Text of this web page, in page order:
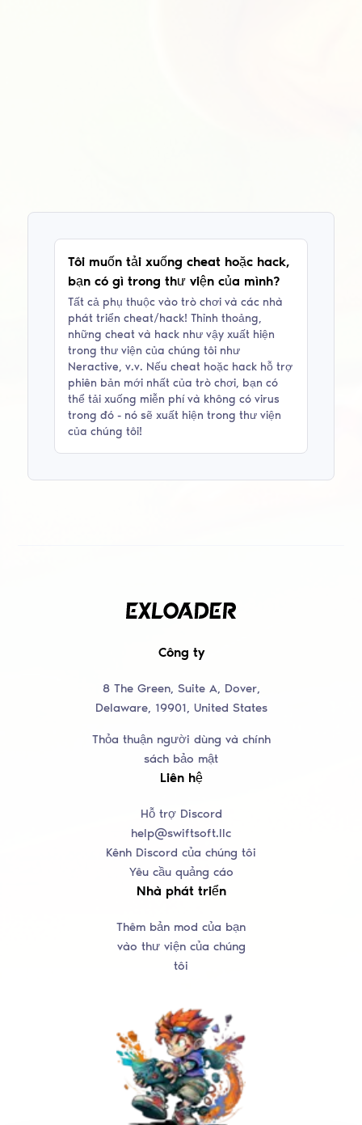
Tôi muốn tải xuống cheat hoặc hack,
bạn có gì trong thư viện của mình?
Tất cả phụ thuộc vào trò chơi và các nhà
phát triển cheat/hack! Thỉnh thoảng,
những cheat và hack như vậy xuất hiện
trong thư viện của chúng tôi như
Neractive, v.v. Nếu cheat hoặc hack hỗ trợ
phiên bản mới nhất của trò chơi, bạn có
thể tải xuống miễn phí và không có virus
trong đó - nó sẽ xuất hiện trong thư viện
của chúng tôi!
Công ty
8 The Green, Suite A, Dover,
Delaware, 19901, United States
Thỏa thuận người dùng và chính
sách bảo mật
Liên hệ
Hỗ trợ Discord
help@swiftsoft.llc
Kênh Discord của chúng tôi
Yêu cầu quảng cáo
Nhà phát triển
Thêm bản mod của bạn
vào thư viện của chúng
tôi